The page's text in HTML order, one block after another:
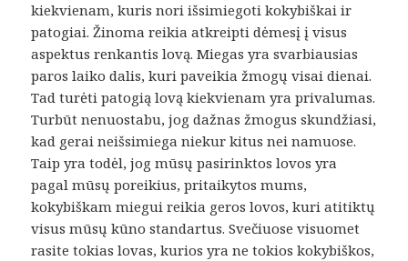
kiekvienam, kuris nori išsimiegoti kokybiškai ir
patogiai. Žinoma reikia atkreipti dėmesį į visus
aspektus renkantis lovą. Miegas yra svarbiausias
paros laiko dalis, kuri paveikia žmogų visai dienai.
Tad turėti patogią lovą kiekvienam yra privalumas.
Turbūt nenuostabu, jog dažnas žmogus skundžiasi,
kad gerai neišsimiega niekur kitus nei namuose.
Taip yra todėl, jog mūsų pasirinktos lovos yra
pagal mūsų poreikius, pritaikytos mums,
kokybiškam miegui reikia geros lovos, kuri atitiktų
visus mūsų kūno standartus. Svečiuose visuomet
rasite tokias lovas, kurios yra ne tokios kokybiškos,